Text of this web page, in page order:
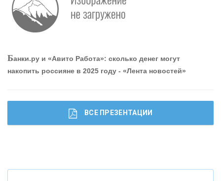
привлечь и удержать персонал - «Интервью»
Что будет с наличными деньгами при цифровом
Банки.ру и «Авито Работа»: сколько денег могут
накопить россияне в 2025 году - «Лента новостей»
ВСЕ ПРЕЗЕНТАЦИИ